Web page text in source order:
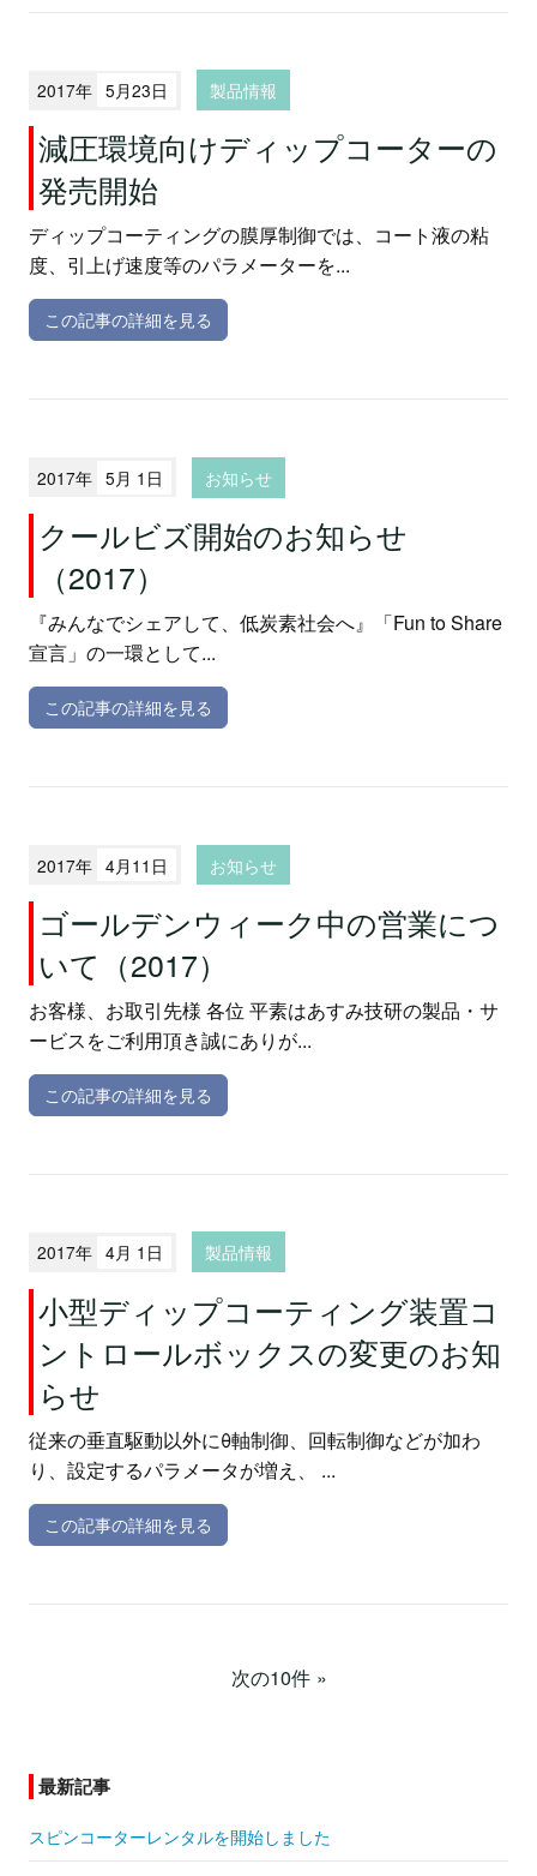
2017年 5月23日 製品情報
減圧環境向けディップコーターの
発売開始
ディップコーティングの膜厚制御では、コート液の粘
度、引上げ速度等のパラメーターを...
この記事の詳細を見る
2017年 5月 1日 お知らせ
クールビズ開始のお知らせ
（2017）
『みんなでシェアして、低炭素社会へ』「Fun to Share
宣言」の一環として...
この記事の詳細を見る
2017年 4月11日 お知らせ
ゴールデンウィーク中の営業につ
いて（2017）
お客様、お取引先様 各位 平素はあすみ技研の製品・サ
ービスをご利用頂き誠にありが...
この記事の詳細を見る
2017年 4月 1日 製品情報
小型ディップコーティング装置コ
ントロールボックスの変更のお知
らせ
従来の垂直駆動以外にθ軸制御、回転制御などが加わ
り、設定するパラメータが増え、 ...
この記事の詳細を見る
次の10件
最新記事
スピンコーターレンタルを開始しました